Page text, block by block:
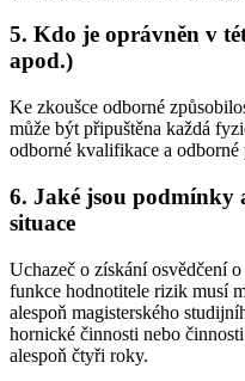
5. Kdo je oprávněn v
apod.)
Ke zkoušce odborné
může být připuštěna každá
odborné kvalifikace a odborné
6. Jaké jsou podmínky
situace
Uchazeč o získání osvědčení
funkce hodnotitele rizik musí
alespoň magisterského
hornické činnosti nebo
alespoň čtyři roky.